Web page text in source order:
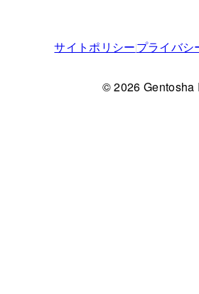
サイトポリシープライバシ
© 2026 Gentosha